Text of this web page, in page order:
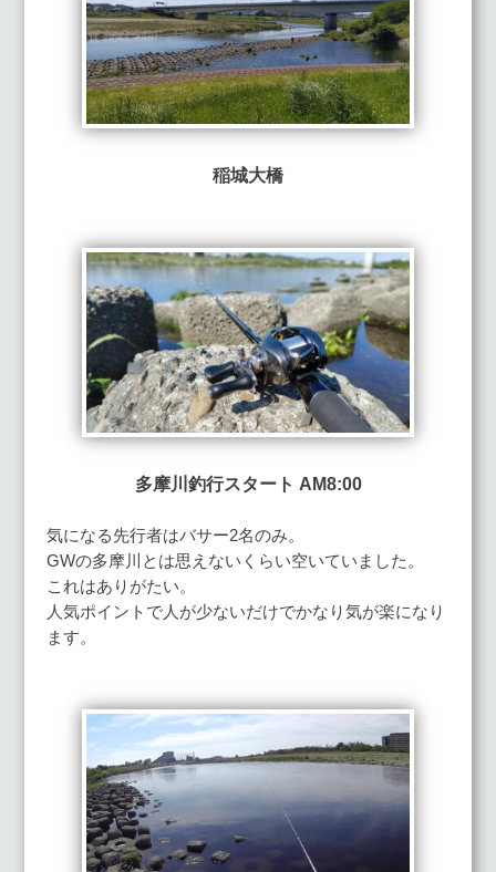
稲城大橋
多摩川釣行スタート AM8:00
気になる先行者はバサー2名のみ。
GWの多摩川とは思えないくらい空いていました。
これはありがたい。
人気ポイントで人が少ないだけでかなり気が楽になり
ます。